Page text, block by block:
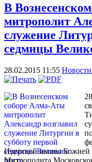
В
митрополит
служение
седмицы
28.02.2015 11:55 Новости
Иверской иконы Божией
Митрополита